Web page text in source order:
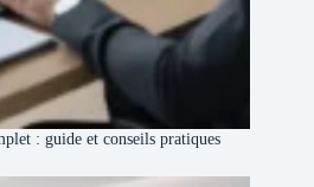
: guide et conseils pratiques